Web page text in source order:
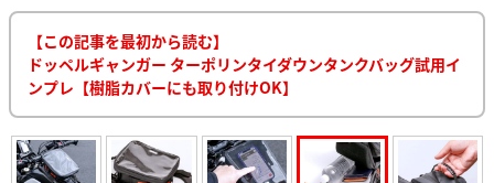
【この記事を最初から読む】
ドッペルギャンガー ターポリンタイダウンタンクバッグ試用イ
ンプレ【樹脂カバーにも取り付けOK】